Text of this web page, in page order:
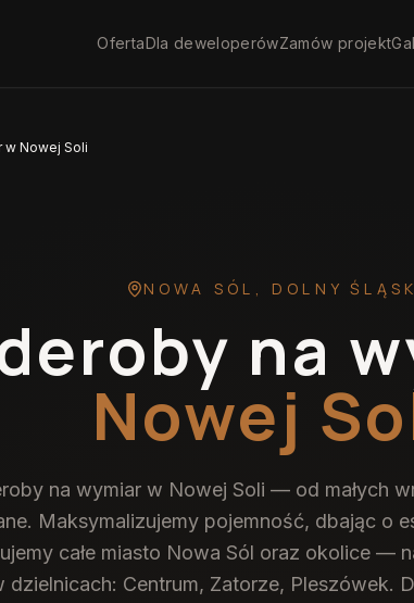
OfertaDla deweloperówZamów projekt
w Nowej Soli
NOWA SÓL , DOLNY ŚLĄSK
na
Nowej
na wymiar w Nowej Soli — od małych
Maksymalizujemy pojemność, dbając o
całe miasto Nowa Sól oraz okolice —
dzielnicach: Centrum, Zatorze, Pleszówek.